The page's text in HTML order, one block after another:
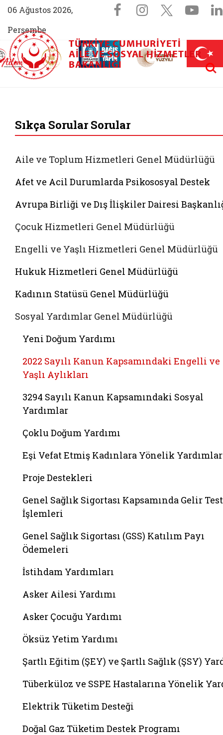
06 Ağustos 2026,
Perşembe
Sosyal
Facebook
Instagram
X
Aile (yeni sekmede açılır)
AİLEM İletişim Merkezi (yeni sekmede açılır)
Aile ve Nüfus On Yılı (yeni sekmede açılır)
Darülaceze bağış sayfası (yeni
TÜRKIYE CUMHURIYETI
AILE VE SOSYAL HIZMETLER
BAKANLIĞI
Sıkça Sorular Sorular
Aile ve Toplum Hizmetleri Genel Müdürlüğü
Afet ve Acil Durumlarda Psikososyal Destek
Avrupa Birliği ve Dış İlişkiler Dairesi
Çocuk Hizmetleri Genel Müdürlüğü
Engelli ve Yaşlı Hizmetleri Genel Müdürlüğü
Hukuk Hizmetleri Genel Müdürlüğü
Kadının Statüsü Genel Müdürlüğü
Sosyal Yardımlar Genel Müdürlüğü
Yeni Doğum Yardımı
2022 Sayılı Kanun Kapsamındaki Engelli ve
Yaşlı Aylıkları
3294 Sayılı Kanun Kapsamındaki Sosyal
Yardımlar
Çoklu Doğum Yardımı
Eşi Vefat Etmiş Kadınlara Yönelik Yardımlar
Proje Destekleri
Genel Sağlık Sigortası Kapsamında Gelir
İşlemleri
Genel Sağlık Sigortası (GSS) Katılım Payı
Ödemeleri
İstihdam Yardımları
Asker Ailesi Yardımı
Asker Çocuğu Yardımı
Öksüz Yetim Yardımı
Şartlı Eğitim (ŞEY) ve Şartlı Sağlık (ŞSY)
Tüberküloz ve SSPE Hastalarına Yönelik
Elektrik Tüketim Desteği
Doğal Gaz Tüketim Destek Programı